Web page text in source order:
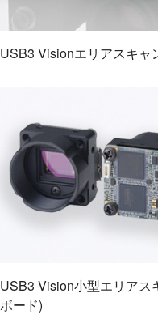
USB3 Visionエリアスキャ
USB3 Vision小型エリアス
ボード)